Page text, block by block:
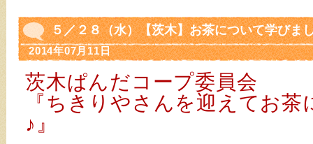
５／２８（水）【茨木】お茶について学びま
2014年07月11日
茨木ぱんだコープ委員会
『ちきりやさんを迎えてお
♪』